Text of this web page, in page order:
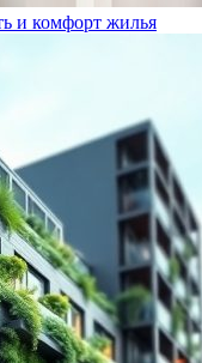
и комфорт жилья